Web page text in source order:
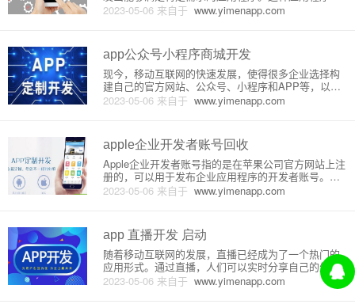
2023-05-06 来自于 www.yimenapp.com
以集成各种功能和服务，能够为用户提供更加全面和
便捷的体验，而且公司可以根据自身的实际情况来注
pp定制开发的原理可以
app公众号小程序商城开发
2023-05-06 来自于 www.yimenapp.com
现今，移动互联网的快速发展，使得很多企业选择构
建自己的官方网站、公众号、小程序和APP等，以此
带动品牌的推广和用户的获取。其中的app、公众号和
小程序平台成为互联网领域最为热门的三种应用，也
公众号和小程序平
apple企业开发者账号回收
2023-05-06 来自于 www.yimenapp.com
Apple企业开发者账号指的是在苹果公司官方网站上注
册的，可以用于发布企业应用程序的开发者账号。这
种账号通常是由企业或机构购买的，而不是个人使
用。然而，在某些情况下，苹果公司可能会回收某个
等。那么，下面将详细介
app 直播开发 启动
2023-05-06 来自于 www.yimenapp.com
随着移动互联网的发展，直播已经成为了一个热门的
应用形式。通过直播，人们可以实时分享自己的生
活、教授知识、进行互动交流等等。而在直播开发
中，app 直播已经成为了主流。app 直播启动流程一